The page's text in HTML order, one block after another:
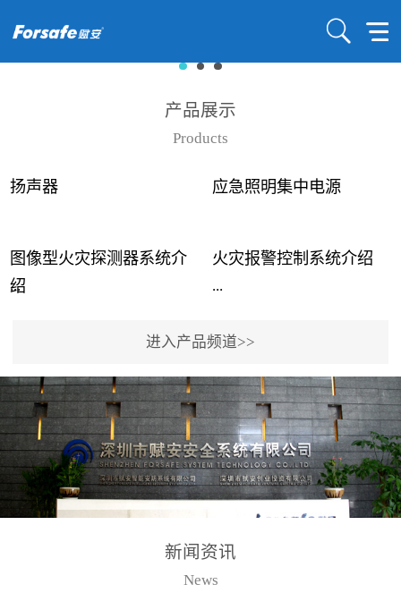
产品展示
Products
扬声器 应急照明集中电源
图像型火灾探测器系统介
绍
...
事故频发，传统的火灾探
测方法已无法满足要求。
尤其是目前众多的大型影
剧院、会议展览中心、体
育馆、大型仓库和隧道空
间等，其建筑结构特殊、
火灾隐患多。一旦发生火
火灾报警控制系统介绍
...
用了具有仲裁机制和冗余
校验的总线传输技术、线
路状态检测与保护技术、
后向光电感烟探测技术、
高可靠的系统抗干扰技术
等多项专利技术和专有技
警领域三十多年技术积累
和工程实践的结晶。
进入产品频道>>
新闻资讯
News